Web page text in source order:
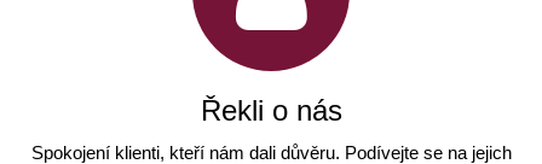
Řekli o nás
Spokojení klienti, kteří nám dali důvěru. Podívejte se na jejich